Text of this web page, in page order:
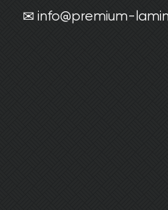
info@premium-